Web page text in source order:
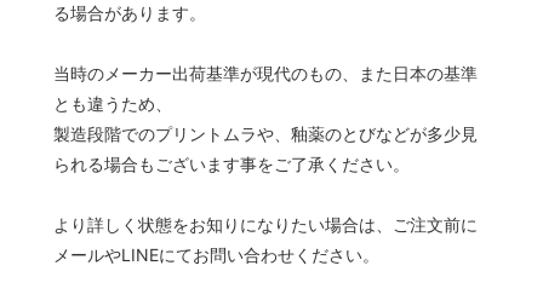
る場合があります。
当時のメーカー出荷基準が現代のもの、また日本の基準
とも違うため、
製造段階でのプリントムラや、釉薬のとびなどが多少見
られる場合もございます事をご了承ください。
より詳しく状態をお知りになりたい場合は、ご注文前に
メールやLINEにてお問い合わせください。